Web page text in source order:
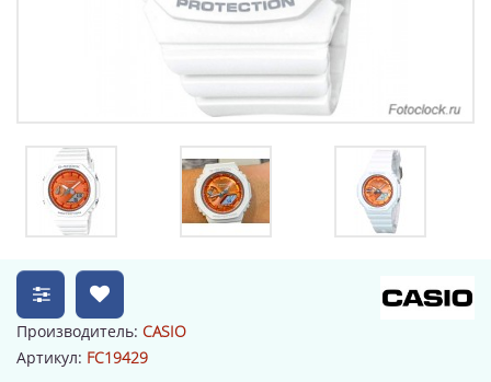
Производитель: CASIO
Артикул: FC19429